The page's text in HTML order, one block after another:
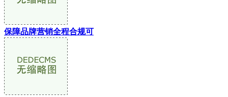
保障品牌营销全程合规可